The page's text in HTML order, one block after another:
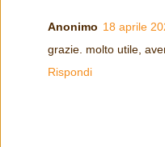
Anonimo 18 aprile
grazie. molto utile,
Rispondi